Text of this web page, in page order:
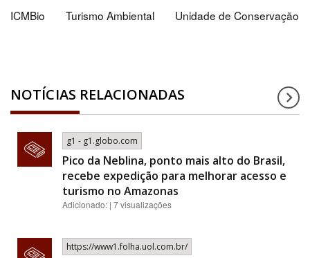
ICMBio Turismo Ambiental Unidade de Conservação
NOTÍCIAS RELACIONADAS
g1 - g1.globo.com
Pico da Neblina, ponto mais alto do Brasil,
recebe expedição para melhorar acesso e
turismo no Amazonas
Adicionado: | 7 visualizações
https://www1.folha.uol.com.br/